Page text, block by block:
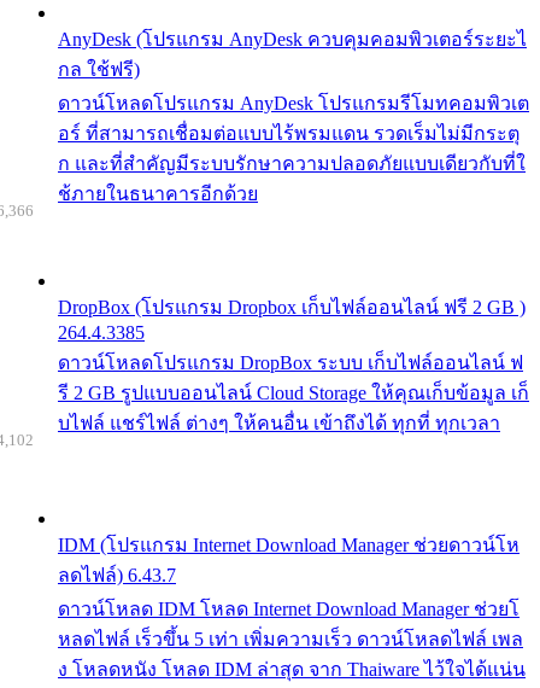
AnyDesk (โปรแกรม AnyDesk ควบคุมคอมพิวเตอร์ระยะไ
กล ใช้ฟรี)
ดาวน์โหลดโปรแกรม AnyDesk โปรแกรมรีโมทคอมพิวเต
อร์ ที่สามารถเชื่อมต่อแบบไร้พรมแดน รวดเร็มไม่มีกระตุ
ก และที่สำคัญมีระบบรักษาความปลอดภัยแบบเดียวกับที่ใ
ช้ภายในธนาคารอีกด้วย
DropBox (โปรแกรม Dropbox เก็บไฟล์ออนไลน์ ฟรี 2 GB )
264.4.3385
ดาวน์โหลดโปรแกรม DropBox ระบบ เก็บไฟล์ออนไลน์ ฟ
รี 2 GB รูปแบบออนไลน์ Cloud Storage ให้คุณเก็บข้อมูล เก็
บไฟล์ แชร์ไฟล์ ต่างๆ ให้คนอื่น เข้าถึงได้ ทุกที่ ทุกเวลา
IDM (โปรแกรม Internet Download Manager ช่วยดาวน์โห
ลดไฟล์) 6.43.7
ดาวน์โหลด IDM โหลด Internet Download Manager ช่วยโ
หลดไฟล์ เร็วขึ้น 5 เท่า เพิ่มความเร็ว ดาวน์โหลดไฟล์ เพล
ง โหลดหนัง โหลด IDM ล่าสุด จาก Thaiware ไว้ใจได้แน่น